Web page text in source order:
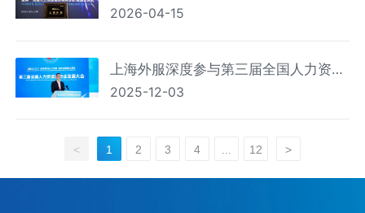
2026第一资源人力资源服务机构百强
2026-04-15
上海外服深度参与第三届全国人力资源
服务业发展大会
2025-12-03
< 1 2 3 4 ... 12 >